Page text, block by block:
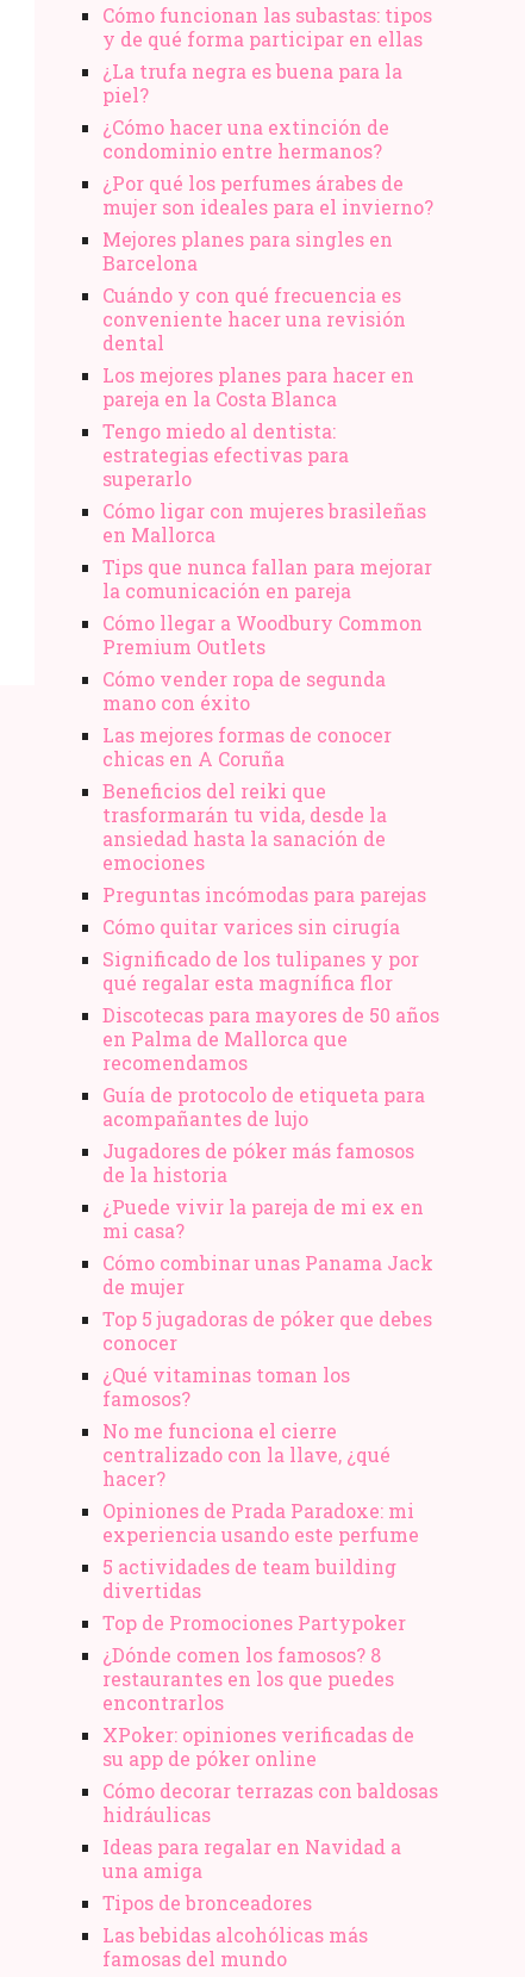
Cómo funcionan las subastas: tipos
y de qué forma participar en ellas
¿La trufa negra es buena para la
piel?
¿Cómo hacer una extinción de
condominio entre hermanos?
¿Por qué los perfumes árabes de
mujer son ideales para el invierno?
Mejores planes para singles en
Barcelona
Cuándo y con qué frecuencia es
conveniente hacer una revisión
dental
Los mejores planes para hacer en
pareja en la Costa Blanca
Tengo miedo al dentista:
estrategias efectivas para
superarlo
Cómo ligar con mujeres brasileñas
en Mallorca
Tips que nunca fallan para mejorar
la comunicación en pareja
Cómo llegar a Woodbury Common
Premium Outlets
Cómo vender ropa de segunda
mano​ con éxito
Las mejores formas de conocer
chicas en A Coruña
Beneficios del reiki que
trasformarán tu vida, desde la
ansiedad hasta la sanación de
emociones
Preguntas incómodas para parejas
Cómo quitar varices sin cirugía
Significado de los tulipanes y por
qué regalar esta magnífica flor
Discotecas para mayores de 50 años
en Palma de Mallorca que
recomendamos
Guía de protocolo de etiqueta para
acompañantes de lujo
Jugadores de póker más famosos
de la historia
¿Puede vivir la pareja de mi ex en
mi casa?
Cómo combinar unas Panama Jack
de mujer
Top 5 jugadoras de póker que debes
conocer
¿Qué vitaminas toman los
famosos?
No me funciona el cierre
centralizado con la llave, ¿qué
hacer?
Opiniones de Prada Paradoxe: mi
experiencia usando este perfume
5 actividades de team building
divertidas
Top de Promociones Partypoker
¿Dónde comen los famosos? 8
restaurantes en los que puedes
encontrarlos
XPoker: opiniones verificadas de
su app de póker online
Cómo decorar terrazas con baldosas
hidráulicas
Ideas para regalar en Navidad a
una amiga
Tipos de bronceadores
Las bebidas alcohólicas más
famosas del mundo